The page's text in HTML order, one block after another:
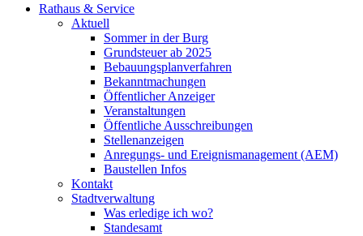
Rathaus & Service
Aktuell
Sommer in der Burg
Grundsteuer ab 2025
Bebauungsplanverfahren
Bekanntmachungen
Öffentlicher Anzeiger
Veranstaltungen
Öffentliche Ausschreibungen
Stellenanzeigen
Anregungs- und Ereignismanagement (AEM)
Baustellen Infos
Kontakt
Stadtverwaltung
Was erledige ich wo?
Standesamt